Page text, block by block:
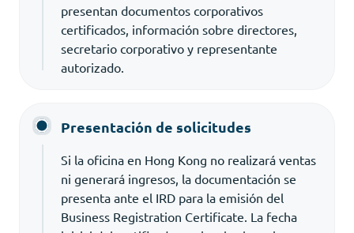
presentan documentos corporativos
certificados, información sobre directores,
secretario corporativo y representante
autorizado.
Presentación de solicitudes
Si la oficina en Hong Kong no realizará ventas
ni generará ingresos, la documentación se
presenta ante el IRD para la emisión del
Business Registration Certificate. La fecha